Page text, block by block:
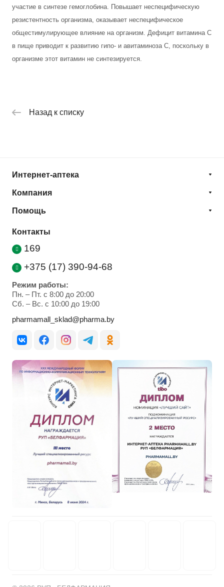
участие в синтезе гемоглобина. Повышает неспецифическую
резистентность организма, оказывает неспецифическое
общестимулирующее влияние на организм. Дефицит витамина С
в пище приводит к развитию гипо- и авитаминоза С, поскольку в
организме этот витамин не синтезируется.
Назад к списку
Интернет-аптека
Компания
Помощь
Контакты
169
+375 (17) 390-94-68
Режим работы:
Пн. – Пт. с 8:00 до 20:00
Cб. – Вс. с 10:00 до 19:00
pharmamall_sklad@pharma.by